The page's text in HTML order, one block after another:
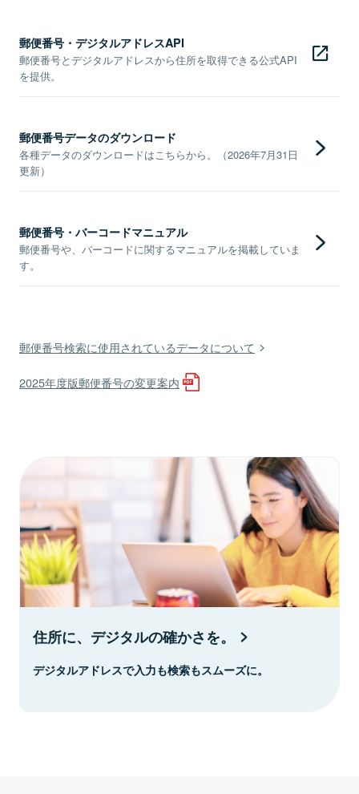
郵便番号・デジタルアドレスAPI
郵便番号とデジタルアドレスから住所を取得できる公式API
を提供。
郵便番号データのダウンロード
各種データのダウンロードはこちらから。（2026年7月31日
更新）
郵便番号・バーコードマニュアル
郵便番号や、バーコードに関するマニュアルを掲載していま
す。
郵便番号検索に使用されているデータについて
2025年度版郵便番号の変更案内
住所に、デジタルの確かさを。
デジタルアドレスで入力も検索もスムーズに。